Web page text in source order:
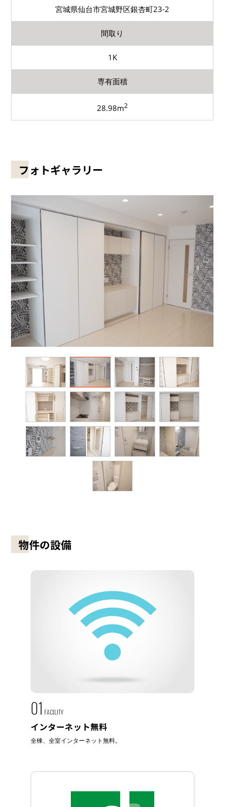
宮城県仙台市宮城野区銀杏町23-2
間取り
1K
専有面積
28.98m2
フォトギャラリー
物件の設備
01 FACILITY
インターネット無料
全棟、全室インターネット無料。